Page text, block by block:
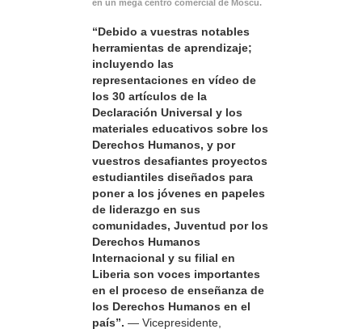
en un mega centro comercial de Moscú.
“Debido a vuestras notables
herramientas de aprendizaje;
incluyendo las
representaciones en vídeo de
los 30 artículos de la
Declaración Universal y los
materiales educativos sobre los
Derechos Humanos, y por
vuestros desafiantes proyectos
estudiantiles diseñados para
poner a los jóvenes en papeles
de liderazgo en sus
comunidades, Juventud por los
Derechos Humanos
Internacional y su filial en
Liberia son voces importantes
en el proceso de enseñanza de
los Derechos Humanos en el
país”. — Vicepresidente,